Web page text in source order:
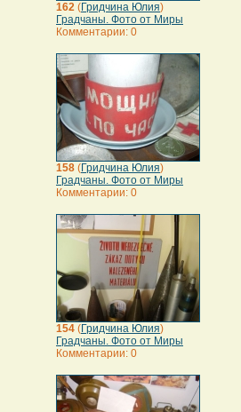
162 (Гридчина Юлия)
Градчаны. Фото от Миры
Комментарии: 0
158 (Гридчина Юлия)
Градчаны. Фото от Миры
Комментарии: 0
154 (Гридчина Юлия)
Градчаны. Фото от Миры
Комментарии: 0